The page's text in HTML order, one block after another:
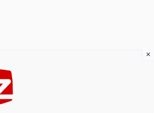
×